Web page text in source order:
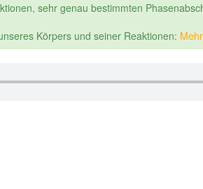
sehr genau bestimmten
Körpers und seiner Reaktionen: